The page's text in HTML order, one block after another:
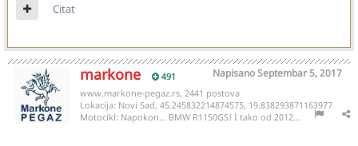
Citat
markone 491 NapisanoSeptembar 5, 2017
www.markone-pegaz.rs, 2441 postova
Lokacija: Novi Sad, 45.245832214874575, 19.838293871163977
Motocikl: Napokon... BMW R1150GS! I tako od 2012...